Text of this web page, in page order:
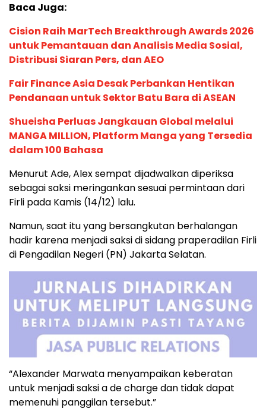
Baca Juga:
Cision Raih MarTech Breakthrough Awards 2026
untuk Pemantauan dan Analisis Media Sosial,
Distribusi Siaran Pers, dan AEO
Fair Finance Asia Desak Perbankan Hentikan
Pendanaan untuk Sektor Batu Bara di ASEAN
Shueisha Perluas Jangkauan Global melalui
MANGA MILLION, Platform Manga yang Tersedia
dalam 100 Bahasa
Menurut Ade, Alex sempat dijadwalkan diperiksa
sebagai saksi meringankan sesuai permintaan dari
Firli pada Kamis (14/12) lalu.
Namun, saat itu yang bersangkutan berhalangan
hadir karena menjadi saksi di sidang praperadilan Firli
di Pengadilan Negeri (PN) Jakarta Selatan.
“Alexander Marwata menyampaikan keberatan
untuk menjadi saksi a de charge dan tidak dapat
memenuhi panggilan tersebut.”